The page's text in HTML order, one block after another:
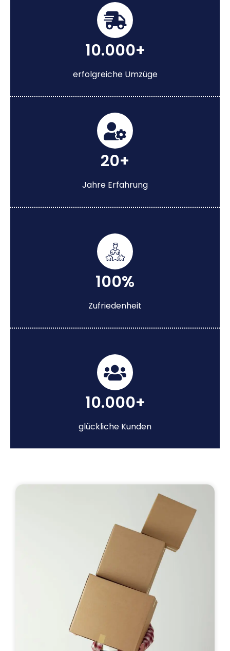
10.000+
erfolgreiche Umzüge
20+
Jahre Erfahrung
100%
Zufriedenheit
10.000+
glückliche Kunden